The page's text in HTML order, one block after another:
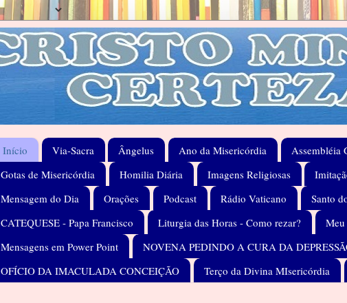
Início Via-Sacra Ângelus Ano da Misericórdia Assembléia
Gotas de Misericórdia
Homilia Diária Imagens Religiosas
Mensagem do Dia
Orações Podcast Rádio Vaticano Santo
CATEQUESE - Papa Francisco
Liturgia das Horas - Como rezar?
Mensagens em Power Point
NOVENA PEDINDO A CURA DA
OFÍCIO DA IMACULADA CONCEIÇÃO
Terço da Divina MIsericórdia